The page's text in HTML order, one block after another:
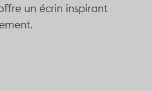
un écrin inspirant